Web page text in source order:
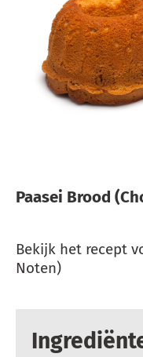
Paasei Brood
Bekijk het recept
Noten)